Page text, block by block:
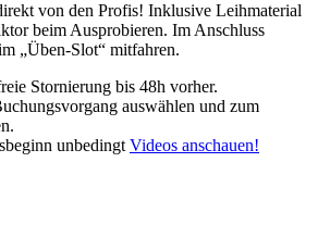
von den Profis! Inklusive Leihmaterial
beim Ausprobieren. Im Anschluss
„Üben-Slot“ mitfahren.
Stornierung bis 48h vorher.
auswählen und zum
unbedingt Videos anschauen!